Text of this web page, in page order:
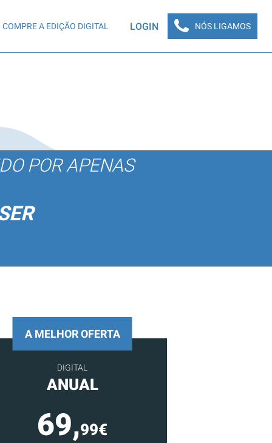
COMPRE A EDIÇÃO DIGITAL LOGIN NÓS LIGAMOS
POR APENAS
A MELHOR OFERTA
DIGITAL
ANUAL
69,99€